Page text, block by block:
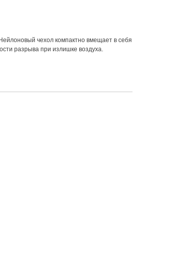
чехол компактно вмещает в себя
разрыва при излишке воздуха.